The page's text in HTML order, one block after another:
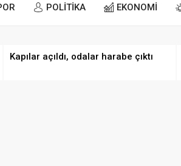
POLİTİKA EKONOMİ
Kapılar açıldı, odalar harabe çıktı